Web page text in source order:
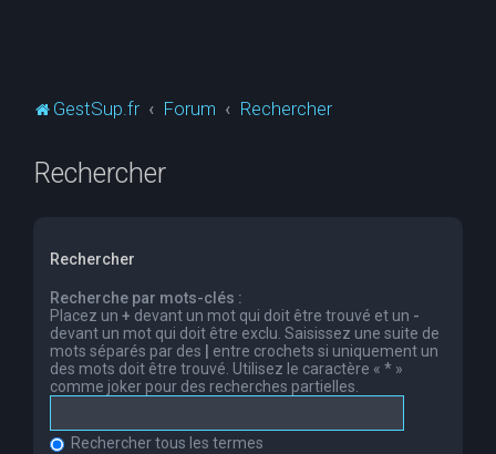
GestSup.fr Forum Rechercher
Rechercher
Rechercher
Recherche par mots-clés :
Placez un + devant un mot qui doit être trouvé et un -
devant un mot qui doit être exclu. Saisissez une suite de
mots séparés par des
entre crochets si uniquement un
des mots doit être trouvé. Utilisez le caractère « * »
comme joker pour des recherches partielles.
Rechercher tous les termes